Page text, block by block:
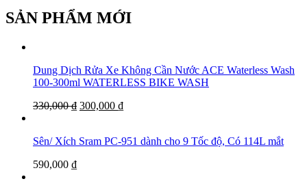
SẢN PHẨM MỚI
Dung Dịch Rửa Xe Không Cần Nước ACE Waterless Wash
100-300ml WATERLESS BIKE WASH
330,000₫ 300,000 ₫
Sên/ Xích Sram PC-951 dành cho 9 Tốc độ, Có 114L mắt
590,000 ₫